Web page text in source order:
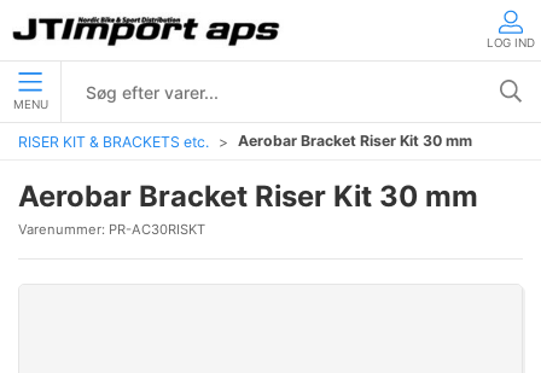
LOG IND
MENU
RISER KIT & BRACKETS etc. Aerobar Bracket Riser Kit 30 mm
Aerobar Bracket Riser Kit 30 mm
Varenummer: PR-AC30RISKT